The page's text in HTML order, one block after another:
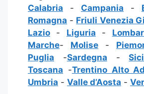
Calabria - Campania -
Romagna - Friuli Venezia
Lazio - Liguria -
Marche- Molise -
Puglia -Sardegna -
Toscana -Trentino Alto
Umbria - Valle d’Aosta -